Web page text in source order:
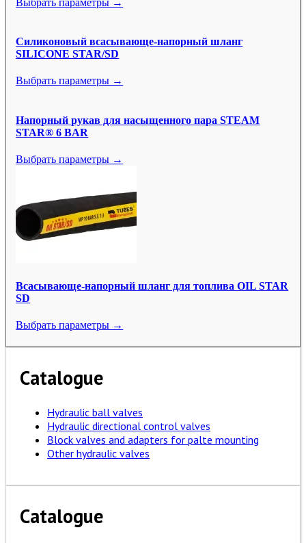
Силиконовый всасывающе-напорный шланг
SILICONE STAR/SD
Выбрать параметры →
Напорный рукав для насыщенного пара STEAM
STAR® 6 BAR
Выбрать параметры →
Всасывающе-напорный шланг для топлива OIL STAR
SD
Выбрать параметры →
Catalogue
Hydraulic ball valves
Hydraulic directional control valves
Block valves and adapters for palte mounting
Other hydraulic valves
Catalogue